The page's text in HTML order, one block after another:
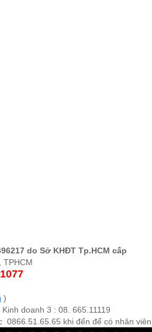
do Sở KHĐT Tp.HCM cấp
TPHCM
)
doanh 3 : 08. 665.11119
0866.51.65.65 khi đến để có nhân